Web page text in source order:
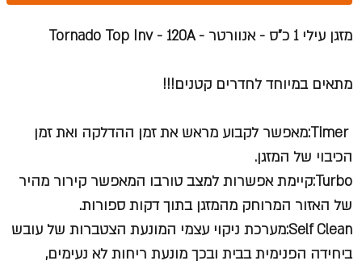
מזגן עילי 1 כ"ס - אנוורטר - Tornado Top Inv - 120A
מתאים במיוחד לחדרים קטנים!!!
Timer:מאפשר לקבוע מראש את זמן ההדלקה ואת זמן
הכיבוי של המזגן.
Turbo:קיימת אפשרות למצב טורבו המאפשר קירור מהיר
של האזור המרוחק מהמזגן בתוך דקות ספורות.
Self Clean:מערכת ניקוי עצמי המונעת הצטברות של עובש
ביחידה הפנימית בבית ובכך מונעת ריחות לא נעימים,